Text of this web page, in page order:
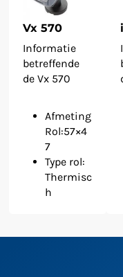
Vx 570
Informatie
betreffende
de Vx 570
Afmeting
Rol:57×4
7
Type rol:
Thermisc
h